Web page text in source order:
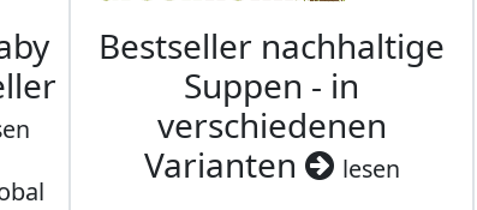
Bestseller nachhaltige
Suppen - in
verschiedenen
Varianten
lesen